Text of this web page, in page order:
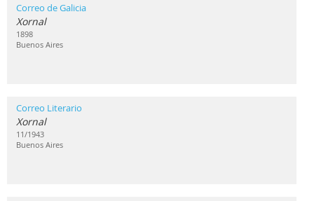
Correo de Galicia
Xornal
1898
Buenos Aires
Correo Literario
Xornal
11/1943
Buenos Aires